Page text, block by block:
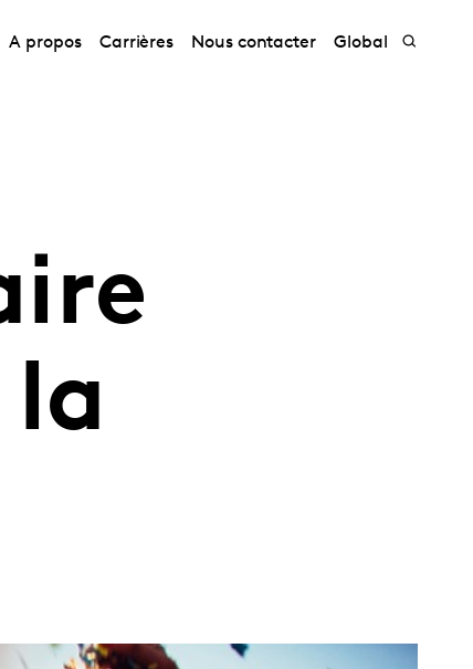
A propos Carrières Nous contacter Global